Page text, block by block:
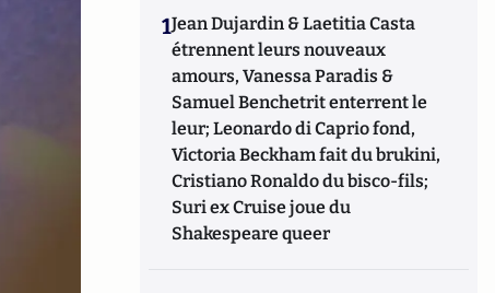
1Jean Dujardin & Laetitia Casta
étrennent leurs nouveaux
amours, Vanessa Paradis &
Samuel Benchetrit enterrent le
leur; Leonardo di Caprio fond,
Victoria Beckham fait du brukini,
Cristiano Ronaldo du bisco-fils;
Suri ex Cruise joue du
Shakespeare queer